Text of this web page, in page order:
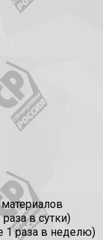
в сутки)
1 раза в неделю)